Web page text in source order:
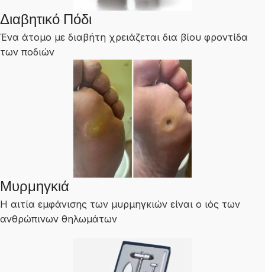
Διαβητικό Πόδι
Ένα άτομο με διαβήτη χρειάζεται δια βίου φροντίδα
των ποδιών
Μυρμηγκιά
Η αιτία εμφάνισης των μυρμηγκιών είναι ο ιός των
ανθρώπινων θηλωμάτων